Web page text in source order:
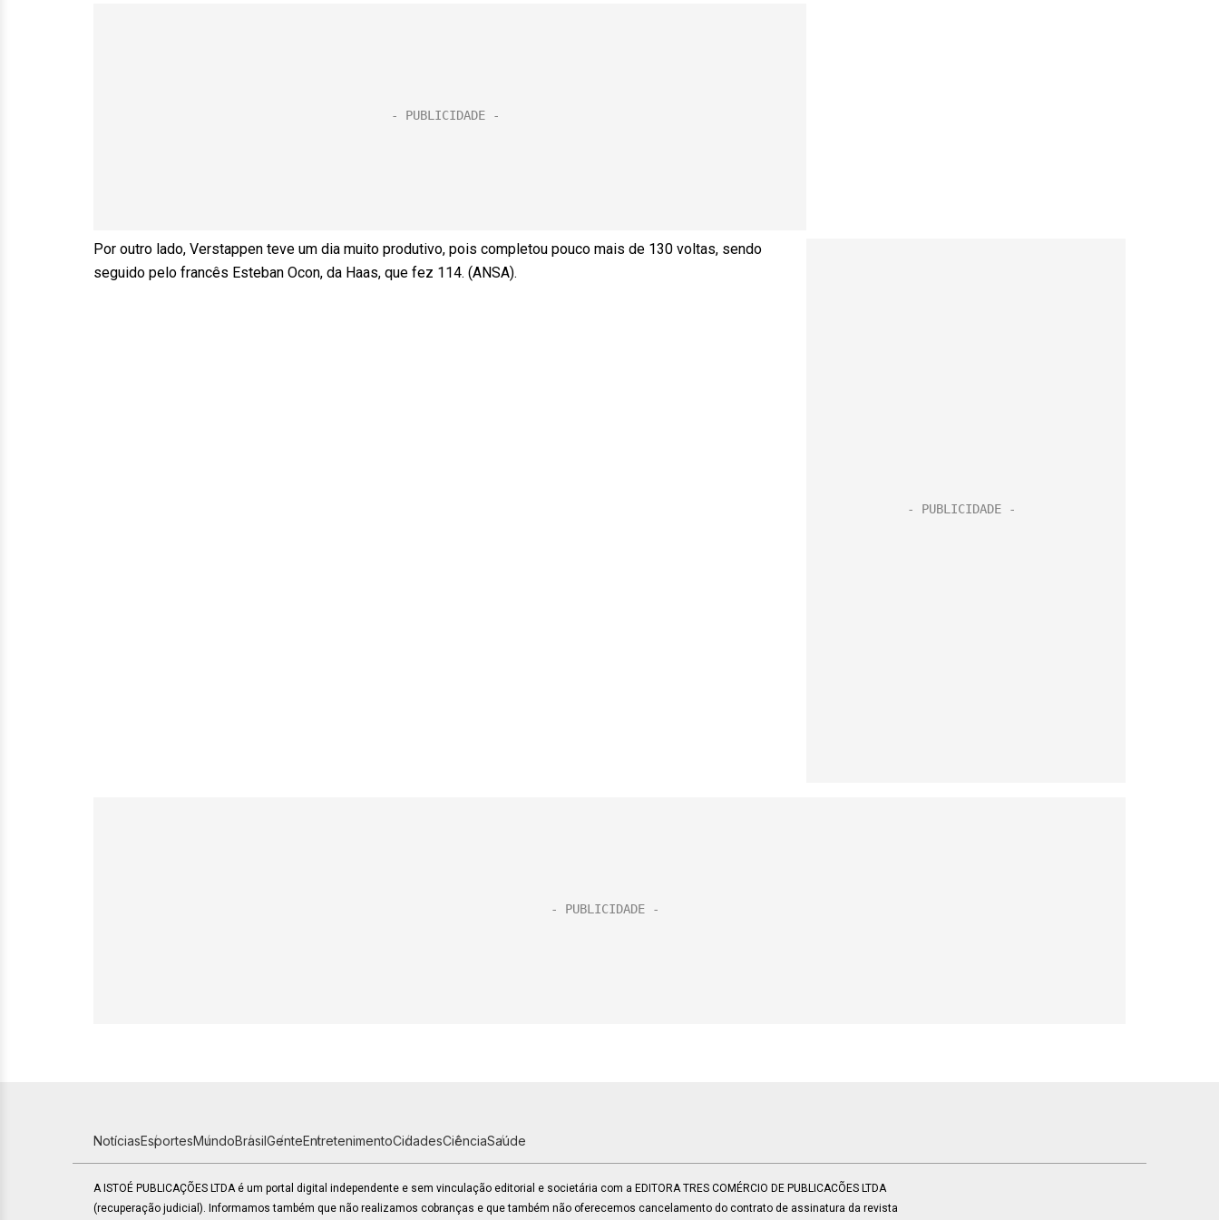
Por outro lado, Verstappen teve um dia muito produtivo, pois completou pouco mais de 130 voltas, sendo
seguido pelo francês Esteban Ocon, da Haas, que fez 114. (ANSA).
NotíciasEsportesMundoBrasilGenteEntretenimentoCidadesCiênciaSaúde
A ISTOÉ PUBLICAÇÕES LTDA é um portal digital independente e sem vinculação editorial e societária com a EDITORA TRES COMÉRCIO DE PUBLICACÕES LTDA
(recuperação judicial). Informamos também que não realizamos cobranças e que também não oferecemos cancelamento do contrato de assinatura da revista